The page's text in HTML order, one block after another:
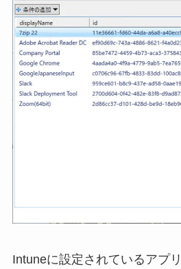
Intuneに設定されているアプ